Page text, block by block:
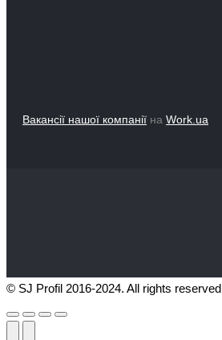
Вакансії нашої компанії на Work.ua
© SJ Profil 2016-2024. All rights reserved